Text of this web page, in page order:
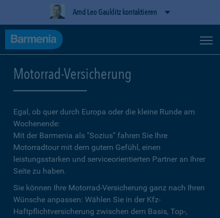
Arnd Leo Gauklitz kontaktieren
Motorrad-Versicherung
Egal, ob quer durch Europa oder die kleine Runde am
Wochenende:
Mit der Barmenia als "Sozius" fahren Sie Ihre
Motorradtour mit dem gutem Gefühl, einen
leistungsstarken und serviceorientierten Partner an Ihrer
Seite zu haben.
Sie können Ihre Motorrad-Versicherung ganz nach Ihren
Wünsche anpassen: Wählen Sie in der Kfz-
Haftpflichtversicherung zwischen dem Basis, Top-,